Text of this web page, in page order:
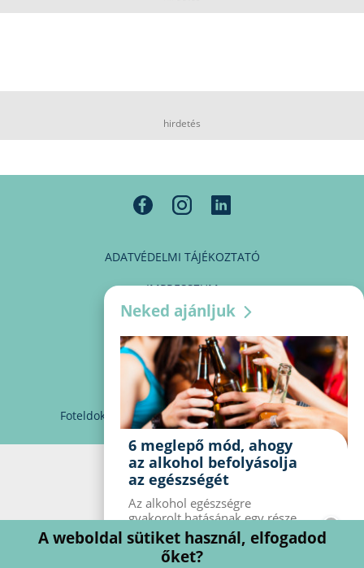
hirdetés
ADATVÉDELMI TÁJÉKOZTATÓ
IMPRESSZUM
MÉDIAAJÁNLAT
PARTNEREINK
KAPCSOLAT
Foteldoki info@foteldoki.hu Süti beállítások
Neked ajánljuk
6 meglepő mód, ahogy
az alkohol befolyásolja
az egészségét
Az alkohol egészségre
gyakorolt ​​hatásának egy része
jól ismert, mások azonban
meglepők lehetnek. Van hat
kevésbé ismert hatás, amelyet
A weboldal sütiket használ, elfogadod
őket?